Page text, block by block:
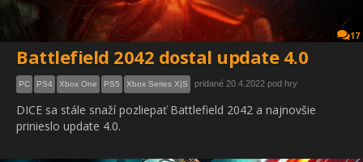
17
Battlefield 2042 dostal update 4.0
PC PS4 Xbox One PS5 Xbox Series X|S pridané 20.4.2022 pod hry
DICE sa stále snaží pozliepať Battlefield 2042 a najnovšie
prinieslo update 4.0.